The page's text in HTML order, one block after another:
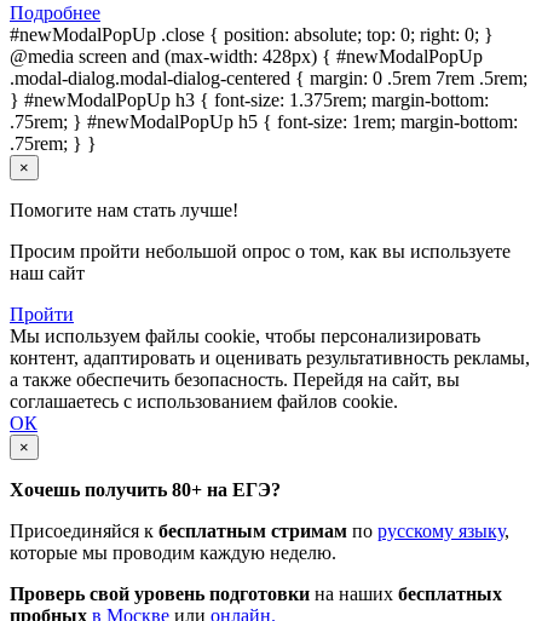
Подробнее
#newModalPopUp .close { position: absolute; top: 0; right: 0; }
@media screen and (max-width: 428px) { #newModalPopUp
.modal-dialog.modal-dialog-centered { margin: 0 .5rem 7rem .5rem;
} #newModalPopUp h3 { font-size: 1.375rem; margin-bottom:
.75rem; } #newModalPopUp h5 { font-size: 1rem; margin-bottom:
.75rem; } }
×
Помогите нам стать лучше!
Просим пройти небольшой опрос о том, как вы используете
наш сайт
Пройти
Мы используем файлы cookie, чтобы персонализировать
контент, адаптировать и оценивать результативность рекламы,
а также обеспечить безопасность. Перейдя на сайт, вы
соглашаетесь с использованием файлов cookie.
ОК
×
Хочешь получить 80+ на ЕГЭ?
Присоединяйся к бесплатным стримам по русскому языку,
которые мы проводим каждую неделю.
Проверь свой уровень подготовки на наших бесплатных
пробных в Москве или онлайн.